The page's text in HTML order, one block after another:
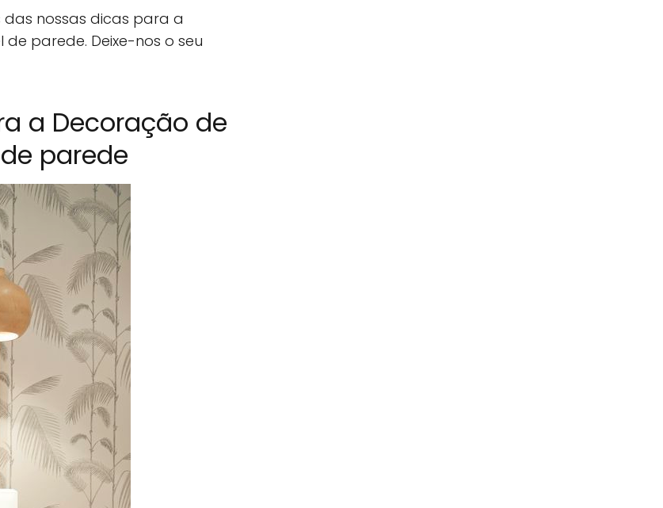
nossas dicas para a
parede. Deixe-nos o seu
a Decoração de
parede